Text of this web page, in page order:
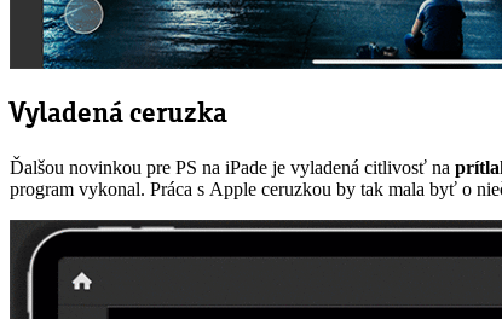
Vyladená ceruzka
Ďalšou novinkou pre PS na iPade je vyladená citlivosť na
program vykonal. Práca s Apple ceruzkou by tak mala byť o